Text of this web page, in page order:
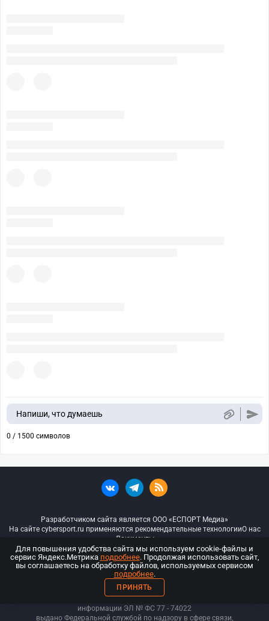
Напиши, что думаешь
0 / 1500 символов
Разработчиком сайта является ООО «ЕСПОРТ Медиа»
На сайте cybersport.ru применяются рекомендательные технологииО нас
Документы
© ООО «Киберспорт.ру» — Все права защищены
18+
ООО «Киберспорт.ру». Свидетельство о регистрации средств массовой
информации ЭЛ № ФС 77 - 74022
выдано Федеральной службой по надзору в сфере связи,
Для повышения удобства сайта мы используем cookie-файлы и
сервис Яндекс.Метрика подробнее. Продолжая использовать сайт,
вы соглашаетесь на обработку файлов, используемых сервисом
подробнее.
ПРИНЯТЬ